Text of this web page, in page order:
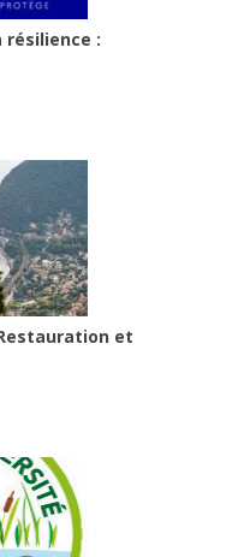
résilience :
et